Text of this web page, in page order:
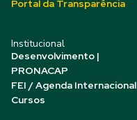
Portal da Transparência
Institucional
Desenvolvimento |
PRONACAP
FEI / Agenda Internacional
Cursos